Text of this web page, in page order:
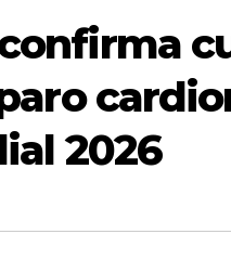
2026